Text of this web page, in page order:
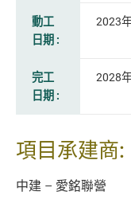
動工
日期 :
2023
完工
日期 :
2028
項目承建商:
中建 – 愛銘聯營